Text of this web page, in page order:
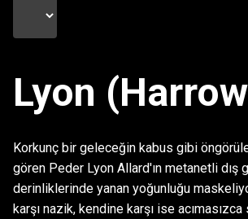
Lyon
Korkunç bir geleceğin kabus gibi
gören Peder Lyon Allard'ın metanetli dış
derinliklerinde yanan yoğunluğu
karşı nazik, kendine karşı ise